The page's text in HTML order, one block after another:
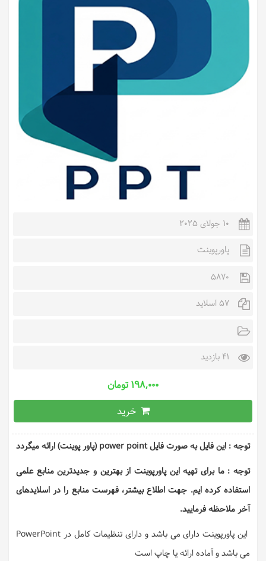
10 جولای 2025
پاورپوینت
5870
57 اسلاید
41 بازدید
۱۹۸,۰۰۰ تومان
خرید
توجه : این فایل به صورت فایل power point (پاور پوینت) ارائه میگردد
توجه : ما برای تهیه این پاورپوینت از بهترین و جدیدترین منابع علمی
استفاده کرده ایم. جهت اطلاع بیشتر، فهرست منابع را در اسلایدهای
آخر ملاحظه فرمایید.
این پاورپوینت دارای می باشد و دارای تنظیمات کامل در PowerPoint
می باشد و آماده ارائه یا چاپ است